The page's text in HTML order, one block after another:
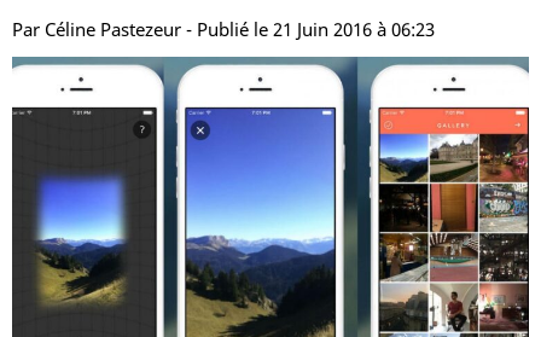
Par Céline Pastezeur - Publié le 21 Juin 2016 à 06:23